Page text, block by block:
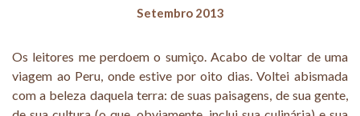
Setembro 2013
Os leitores me perdoem o sumiço. Acabo de voltar de uma
viagem ao Peru, onde estive por oito dias. Voltei abismada
com a beleza daquela terra: de suas paisagens, de sua gente,